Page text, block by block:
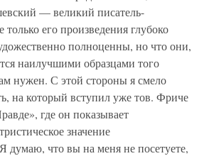
— великий писатель-
только его произведения глубоко
полноценны, но что они,
наилучшими образцами того
нужен. С этой стороны я смело
на который вступил уже тов. Фриче
где он показывает
значение
думаю, что вы на меня не посетуете,